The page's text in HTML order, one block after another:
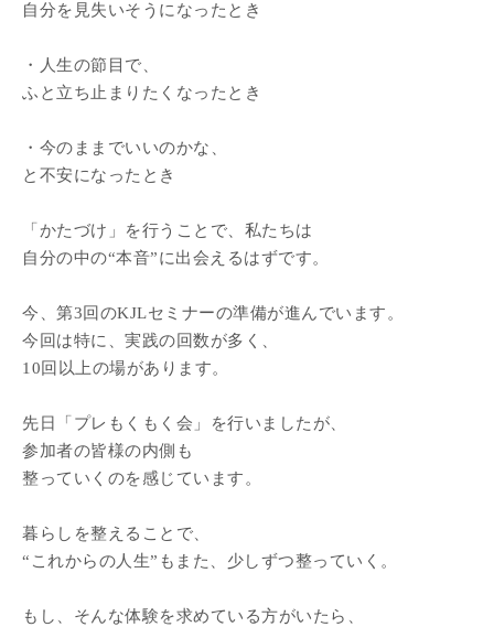
自分を見失いそうになったとき
・人生の節目で、
ふと立ち止まりたくなったとき
・今のままでいいのかな、
と不安になったとき
「かたづけ」を行うことで、私たちは
自分の中の“本音”に出会えるはずです。
今、第3回のKJLセミナーの準備が進んでいます。
今回は特に、実践の回数が多く、
10回以上の場があります。
先日「プレもくもく会」を行いましたが、
参加者の皆様の内側も
整っていくのを感じています。
暮らしを整えることで、
“これからの人生”もまた、少しずつ整っていく。
もし、そんな体験を求めている方がいたら、